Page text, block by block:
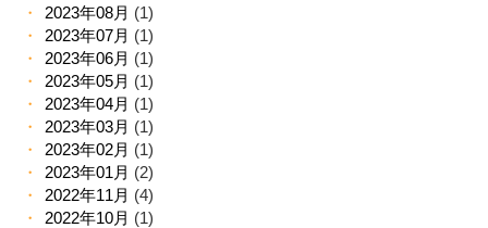
2023年08月 (1)
2023年07月 (1)
2023年06月 (1)
2023年05月 (1)
2023年04月 (1)
2023年03月 (1)
2023年02月 (1)
2023年01月 (2)
2022年11月 (4)
2022年10月 (1)